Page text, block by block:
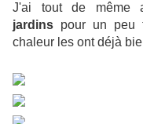
J'ai tout de même
jardins pour un peu
chaleur les ont déjà